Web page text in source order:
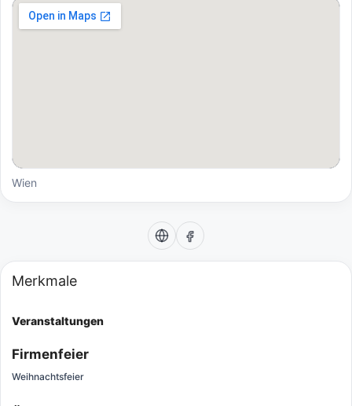
Wien
Merkmale
Veranstaltungen
Firmenfeier
Weihnachtsfeier